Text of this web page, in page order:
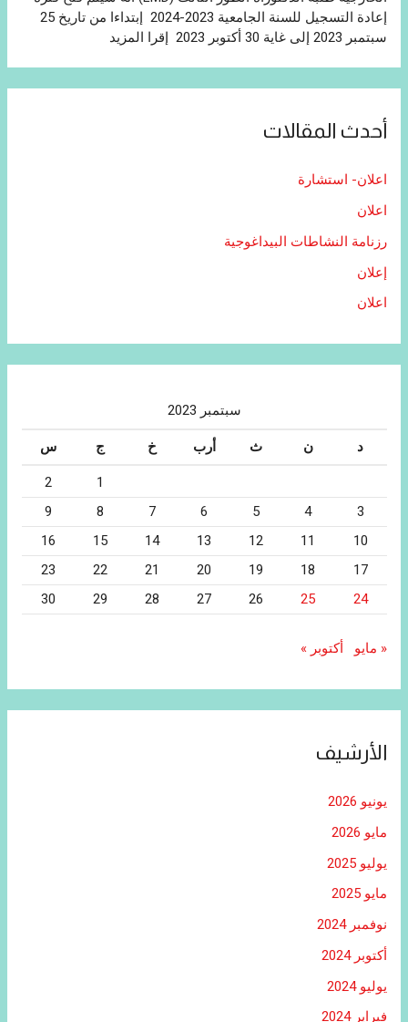
إعادة التسجيل للسنة الجامعية 2023-2024 إبتداءا من تاريخ 25
سبتمبر 2023 إلى غاية 30 أكتوبر 2023 إقرا المزيد
أحدث المقالات
اعلان- استشارة
اعلان
رزنامة النشاطات البيداغوجية
إعلان
اعلان
سبتمبر 2023
د ن ث أرب خ ج س
1
2
3
4
5
6
7
8
9
10
11
12
13
14
15
16
17
18
19
20
21
22
23
24
25
26
27
28
29
30
« مايو أكتوبر »
الأرشيف
يونيو 2026
مايو 2026
يوليو 2025
مايو 2025
نوفمبر 2024
أكتوبر 2024
يوليو 2024
فبراير 2024